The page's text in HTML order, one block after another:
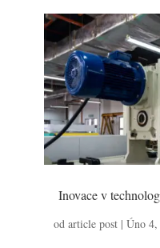
Inovace v
odarticle post |Úno 4,